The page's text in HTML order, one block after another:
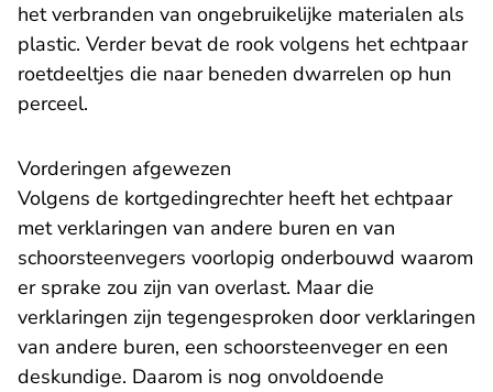
het verbranden van ongebruikelijke materialen als
plastic. Verder bevat de rook volgens het echtpaar
roetdeeltjes die naar beneden dwarrelen op hun
perceel.
Vorderingen afgewezen
Volgens de kortgedingrechter heeft het echtpaar
met verklaringen van andere buren en van
schoorsteenvegers voorlopig onderbouwd waarom
er sprake zou zijn van overlast. Maar die
verklaringen zijn tegengesproken door verklaringen
van andere buren, een schoorsteenveger en een
deskundige. Daarom is nog onvoldoende